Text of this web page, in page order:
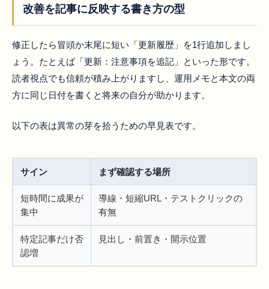
改善を記事に反映する書き方の型
修正したら冒頭か末尾に短い「更新履歴」を1行追加しまし
ょう。たとえば「更新：注意事項を追記」といった形です。
読者視点でも信頼が積み上がりますし、運用メモと本文の両
方に同じ日付を書くと将来の自分が助かります。
以下の表は異常の芽を拾うための早見表です。
サイン まず確認する場所
短時間に成果が
集中
導線・短縮URL・テストクリックの
有無
特定記事だけ否
認増
見出し・前置き・開示位置